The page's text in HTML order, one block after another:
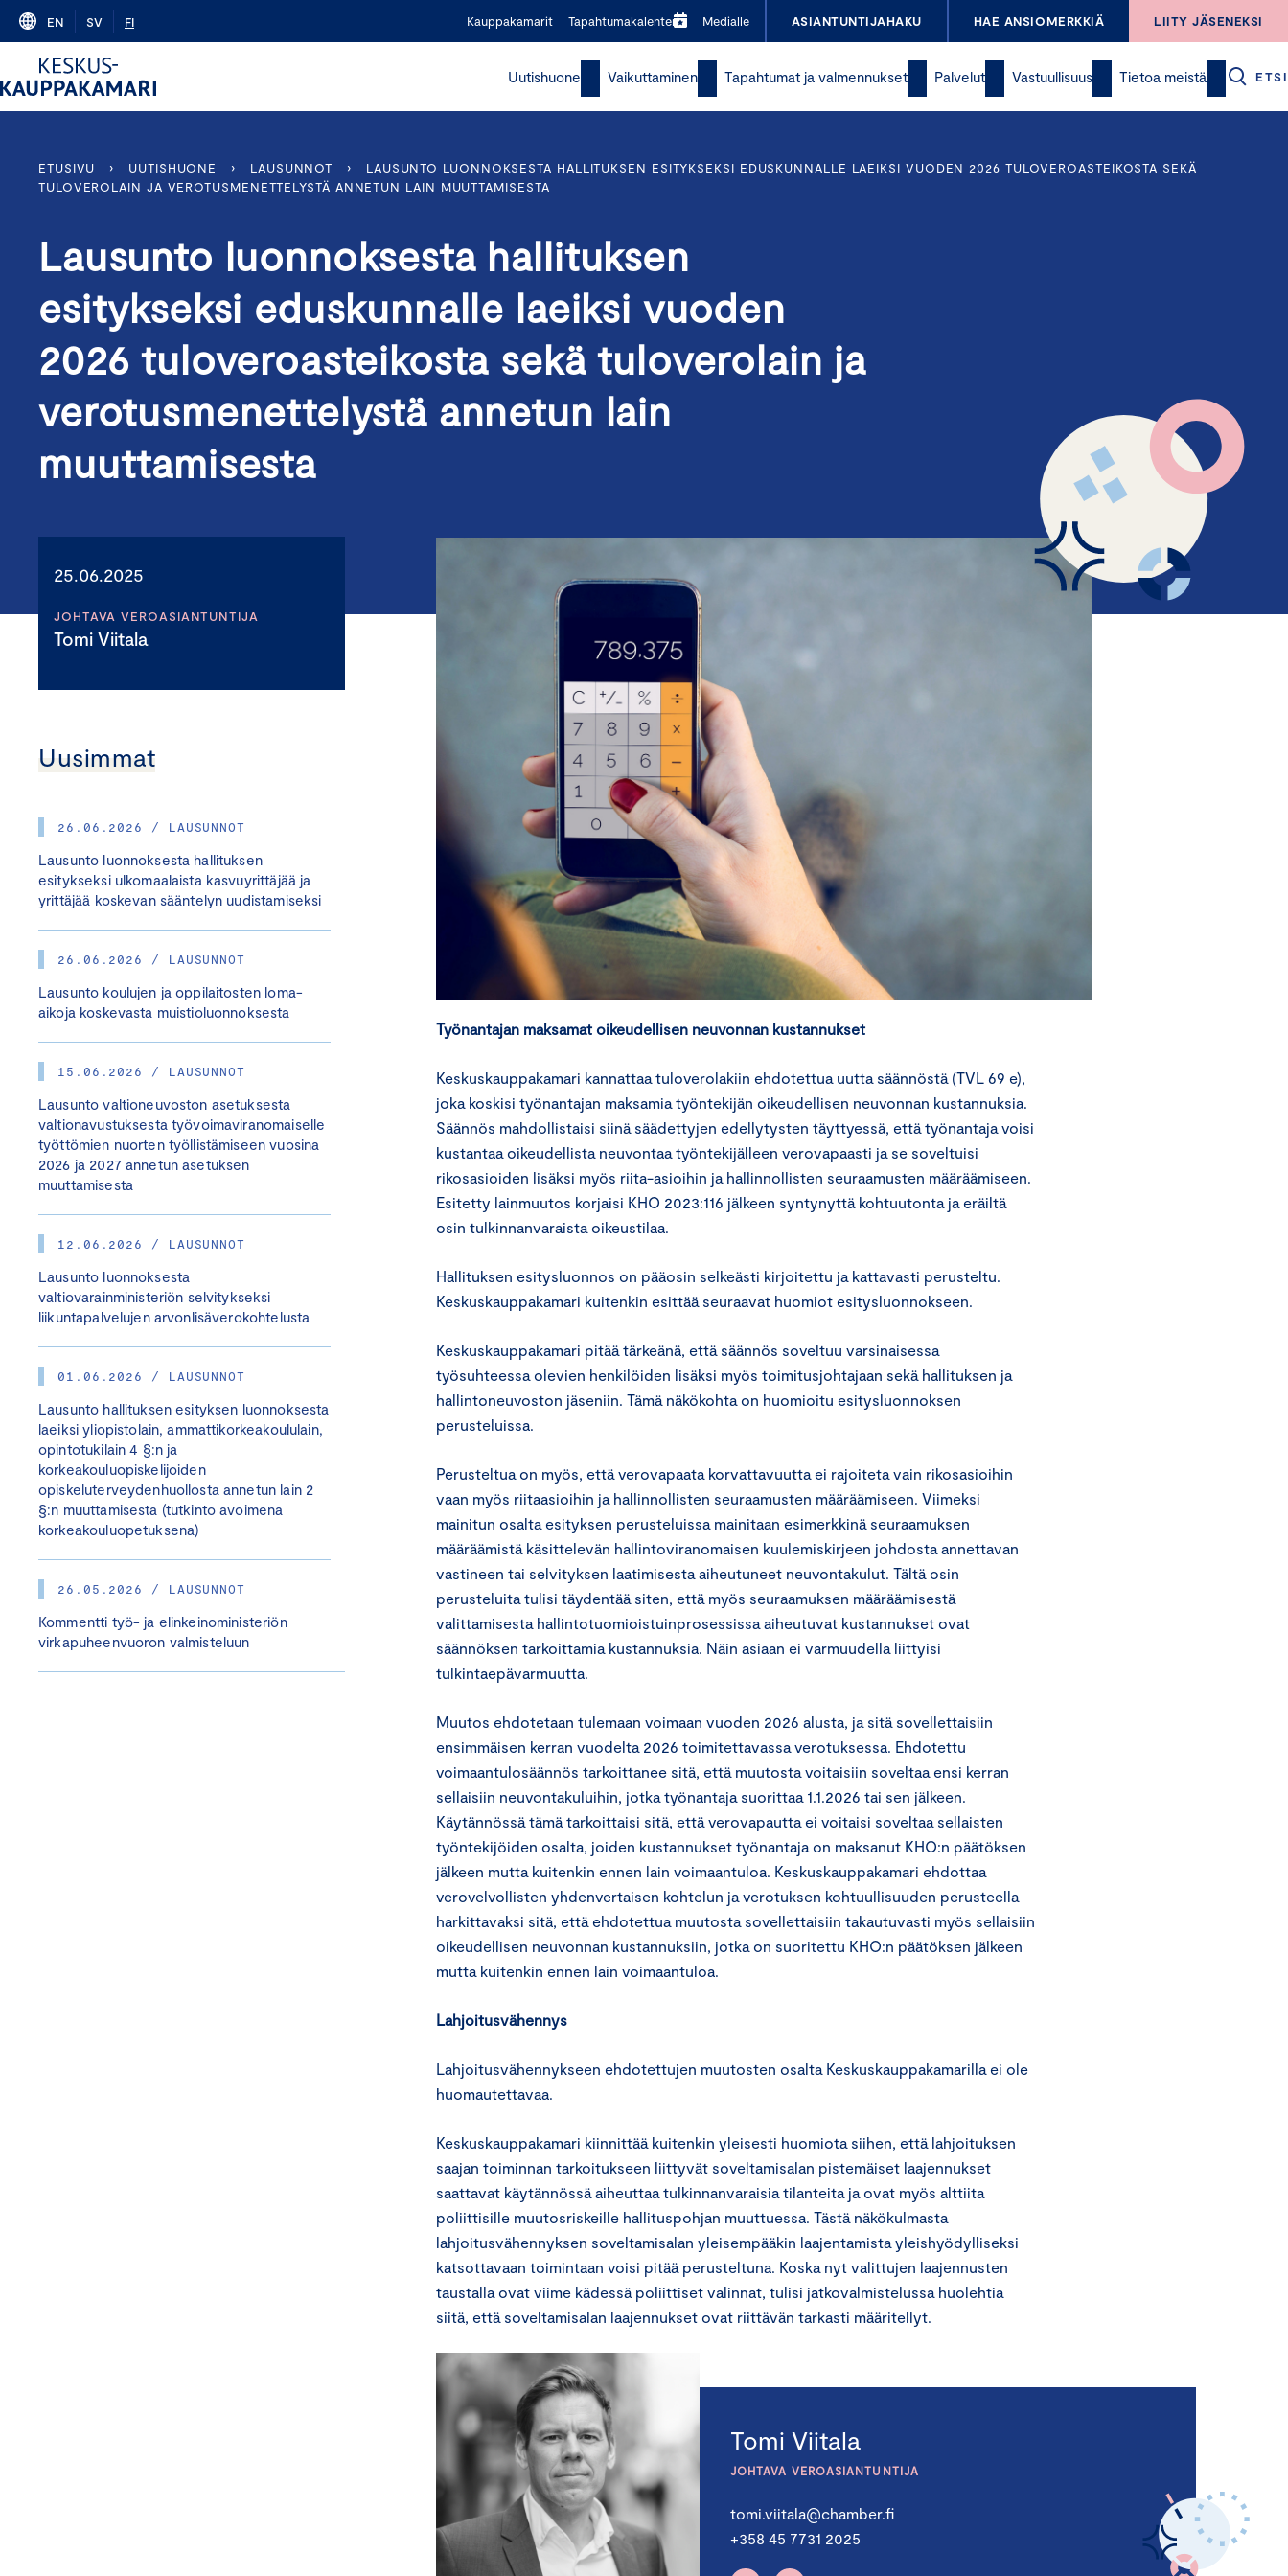
Skip
content
EN SV FI Kauppakamarit Tapahtumakalenteri Medialle ASIANTUNTIJAHAKU HAE ANSIOMERKKIÄ LIITY JÄSENEKSI
Uutishuone Vaikuttaminen Tapahtumat ja valmennukset Palvelut Vastuullisuus Tietoa meistä ETSI
ETUSIVU › UUTISHUONE › LAUSUNNOT ›
LAUSUNTO LUONNOKSESTA HALLITUKSEN ESITYKSEKSI EDUSKUNNALLE LAEIKSI VUODEN 2026 TULOVEROASTEIKOSTA SEKÄ
TULOVEROLAIN JA VEROTUSMENETTELYSTÄ ANNETUN LAIN MUUTTAMISESTA
Lausunto luonnoksesta hallituksen
esitykseksi eduskunnalle laeiksi vuoden
2026 tuloveroasteikosta sekä tuloverolain ja
verotusmenettelystä annetun lain
muuttamisesta
25.06.2025
JOHTAVA VEROASIANTUNTIJA
Tomi Viitala
Uusimmat
26.06.2026 / LAUSUNNOT
Lausunto luonnoksesta hallituksen
esitykseksi ulkomaalaista kasvuyrittäjää ja
yrittäjää koskevan sääntelyn uudistamiseksi
26.06.2026 / LAUSUNNOT
Lausunto koulujen ja oppilaitosten loma-
aikoja koskevasta muistioluonnoksesta
15.06.2026 / LAUSUNNOT
Lausunto valtioneuvoston asetuksesta
valtionavustuksesta työvoimaviranomaiselle
työttömien nuorten työllistämiseen vuosina
2026 ja 2027 annetun asetuksen
muuttamisesta
12.06.2026 / LAUSUNNOT
Lausunto luonnoksesta
valtiovarainministeriön selvitykseksi
liikuntapalvelujen arvonlisäverokohtelusta
01.06.2026 / LAUSUNNOT
Lausunto hallituksen esityksen luonnoksesta
laeiksi yliopistolain, ammattikorkeakoululain,
opintotukilain 4 §:n ja
korkeakouluopiskelijoiden
opiskeluterveydenhuollosta annetun lain 2
§:n muuttamisesta (tutkinto avoimena
korkeakouluopetuksena)
26.05.2026 / LAUSUNNOT
Kommentti työ- ja elinkeinoministeriön
virkapuheenvuoron valmisteluun
Työnantajan maksamat oikeudellisen neuvonnan kustannukset
Keskuskauppakamari kannattaa tuloverolakiin ehdotettua uutta säännöstä (TVL 69 e),
joka koskisi työnantajan maksamia työntekijän oikeudellisen neuvonnan kustannuksia.
Säännös mahdollistaisi siinä säädettyjen edellytysten täyttyessä, että työnantaja voisi
kustantaa oikeudellista neuvontaa työntekijälleen verovapaasti ja se soveltuisi
rikosasioiden lisäksi myös riita-asioihin ja hallinnollisten seuraamusten määräämiseen.
Esitetty lainmuutos korjaisi KHO 2023:116 jälkeen syntynyttä kohtuutonta ja eräiltä
osin tulkinnanvaraista oikeustilaa.
Hallituksen esitysluonnos on pääosin selkeästi kirjoitettu ja kattavasti perusteltu.
Keskuskauppakamari kuitenkin esittää seuraavat huomiot esitysluonnokseen.
Keskuskauppakamari pitää tärkeänä, että säännös soveltuu varsinaisessa
työsuhteessa olevien henkilöiden lisäksi myös toimitusjohtajaan sekä hallituksen ja
hallintoneuvoston jäseniin. Tämä näkökohta on huomioitu esitysluonnoksen
perusteluissa.
Perusteltua on myös, että verovapaata korvattavuutta ei rajoiteta vain rikosasioihin
vaan myös riitaasioihin ja hallinnollisten seuraamusten määräämiseen. Viimeksi
mainitun osalta esityksen perusteluissa mainitaan esimerkkinä seuraamuksen
määräämistä käsittelevän hallintoviranomaisen kuulemiskirjeen johdosta annettavan
vastineen tai selvityksen laatimisesta aiheutuneet neuvontakulut. Tältä osin
perusteluita tulisi täydentää siten, että myös seuraamuksen määräämisestä
valittamisesta hallintotuomioistuinprosessissa aiheutuvat kustannukset ovat
säännöksen tarkoittamia kustannuksia. Näin asiaan ei varmuudella liittyisi
tulkintaepävarmuutta.
Muutos ehdotetaan tulemaan voimaan vuoden 2026 alusta, ja sitä sovellettaisiin
ensimmäisen kerran vuodelta 2026 toimitettavassa verotuksessa. Ehdotettu
voimaantulosäännös tarkoittanee sitä, että muutosta voitaisiin soveltaa ensi kerran
sellaisiin neuvontakuluihin, jotka työnantaja suorittaa 1.1.2026 tai sen jälkeen.
Käytännössä tämä tarkoittaisi sitä, että verovapautta ei voitaisi soveltaa sellaisten
työntekijöiden osalta, joiden kustannukset työnantaja on maksanut KHO:n päätöksen
jälkeen mutta kuitenkin ennen lain voimaantuloa. Keskuskauppakamari ehdottaa
verovelvollisten yhdenvertaisen kohtelun ja verotuksen kohtuullisuuden perusteella
harkittavaksi sitä, että ehdotettua muutosta sovellettaisiin takautuvasti myös sellaisiin
oikeudellisen neuvonnan kustannuksiin, jotka on suoritettu KHO:n päätöksen jälkeen
mutta kuitenkin ennen lain voimaantuloa.
Lahjoitusvähennys
Lahjoitusvähennykseen ehdotettujen muutosten osalta Keskuskauppakamarilla ei ole
huomautettavaa.
Keskuskauppakamari kiinnittää kuitenkin yleisesti huomiota siihen, että lahjoituksen
saajan toiminnan tarkoitukseen liittyvät soveltamisalan pistemäiset laajennukset
saattavat käytännössä aiheuttaa tulkinnanvaraisia tilanteita ja ovat myös alttiita
poliittisille muutosriskeille hallituspohjan muuttuessa. Tästä näkökulmasta
lahjoitusvähennyksen soveltamisalan yleisempääkin laajentamista yleishyödylliseksi
katsottavaan toimintaan voisi pitää perusteltuna. Koska nyt valittujen laajennusten
taustalla ovat viime kädessä poliittiset valinnat, tulisi jatkovalmistelussa huolehtia
siitä, että soveltamisalan laajennukset ovat riittävän tarkasti määritellyt.
Tomi Viitala
JOHTAVA VEROASIANTUNTIJA
tomi.viitala@chamber.fi
+358 45 7731 2025